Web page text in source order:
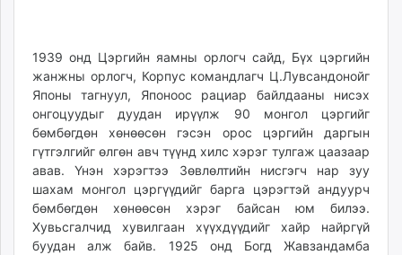
1939 онд Цэргийн яамны орлогч сайд, Бүх цэргийн
жанжны орлогч, Корпус командлагч Ц.Лувсандонойг
Японы тагнуул, Японоос рациар байлдааны нисэх
онгоцуудыг дуудан ирүүлж 90 монгол цэргийг
бөмбөгдөн хөнөөсөн гэсэн орос цэргийн даргын
гүтгэлгийг өлгөн авч түүнд хилс хэрэг тулгаж цаазаар
авав. Үнэн хэрэгтээ Зөвлөлтийн нисгэгч нар зуу
шахам монгол цэргүүдийг барга цэрэгтэй андуурч
бөмбөгдөн хөнөөсөн хэрэг байсан юм билээ.
Хувьсгалчид хувилгаан хүүхдүүдийг хайр найргүй
буудан алж байв. 1925 онд Богд Жавзандамба